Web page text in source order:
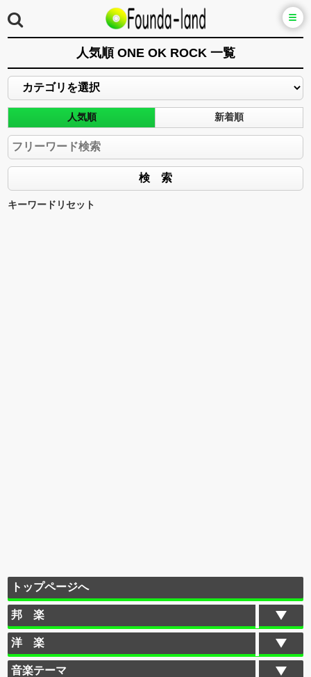
人気順 ONE OK ROCK 一覧
人気順 新着順
キーワードリセット
トップページへ
邦 楽
洋 楽
音楽テーマ